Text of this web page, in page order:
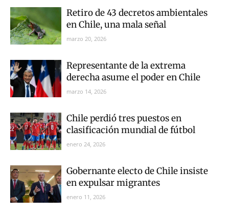
Retiro de 43 decretos ambientales
en Chile, una mala señal
marzo 20, 2026
Representante de la extrema
derecha asume el poder en Chile
marzo 14, 2026
Chile perdió tres puestos en
clasificación mundial de fútbol
enero 24, 2026
Gobernante electo de Chile insiste
en expulsar migrantes
enero 11, 2026